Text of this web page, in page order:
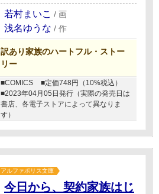
若村まいこ / 画
浅名ゆうな / 作
訳あり家族のハートフル・ストー
リー
■COMICS
■定価748円（10%税込）
■2023年04月05日発行（実際の発売日は
書店、各電子ストアによって異なりま
す）
アルファポリス文庫
今日から、契約家族はじ